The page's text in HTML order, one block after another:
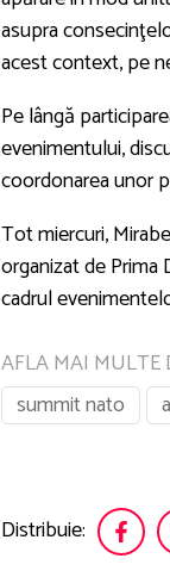
asupra
acest context, pe
Pe lângă
evenimentului,
coordonarea unor
Tot miercuri,
organizat de Prima
cadrul
AFLA MAI MULTE
summit nato
Distribuie: